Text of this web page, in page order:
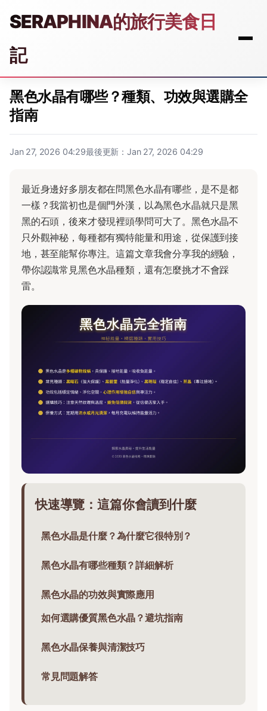
SERAPHINA的旅行美食日
記
黑色水晶有哪些？種類、功效與選購全
指南
Jan 27, 2026 04:29最後更新：Jan 27, 2026 04:29
最近身邊好多朋友都在問黑色水晶有哪些，是不是都
一樣？我當初也是個門外漢，以為黑色水晶就只是黑
黑的石頭，後來才發現裡頭學問可大了。黑色水晶不
只外觀神秘，每種都有獨特能量和用途，從保護到接
地，甚至能幫你專注。這篇文章我會分享我的經驗，
帶你認識常見黑色水晶種類，還有怎麼挑才不會踩
雷。
快速導覽：這篇你會讀到什麼
黑色水晶是什麼？為什麼它很特別？
黑色水晶有哪些種類？詳細解析
黑色水晶的功效與實際應用
如何選購優質黑色水晶？避坑指南
黑色水晶保養與清潔技巧
常見問題解答